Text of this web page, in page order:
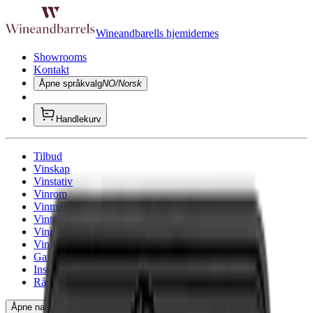
Wineandbarells hjemidemes
Showrooms
Kontakt
Åpne språkvalgNO/Norsk
Handlekurv
Tilbud
Vinskap
Vinstativ
Vinrom
Vinmøbler
Vintønner
Vinglass
Vintilbehør
Gavetips
Inspirasjon
Rådgivning
Åpne navigasjonen